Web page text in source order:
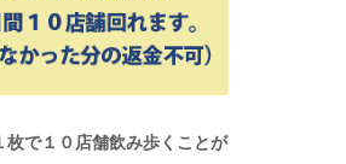
枚で１０店舗飲み歩くことが